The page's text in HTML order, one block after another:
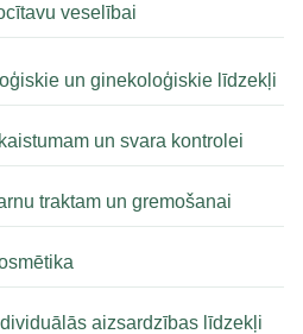
veselībai
un ginekoloģiskie līdzekļi
un svara kontrolei
traktam un gremošanai
aizsardzības līdzekļi